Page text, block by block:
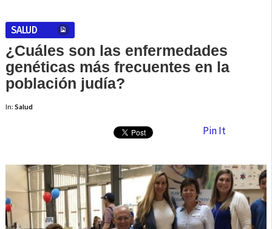
SALUD
¿Cuáles son las enfermedades
genéticas más frecuentes en la
población judía?
In: Salud
Pin It